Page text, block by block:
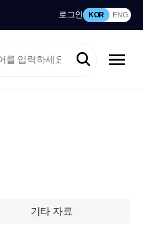
로그인 KOR ENG
기타 자료